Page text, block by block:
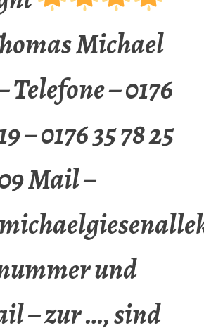
Michael
Telefone – 0176
– 0176 35 78 25
Mail –
und
– zur …, sind